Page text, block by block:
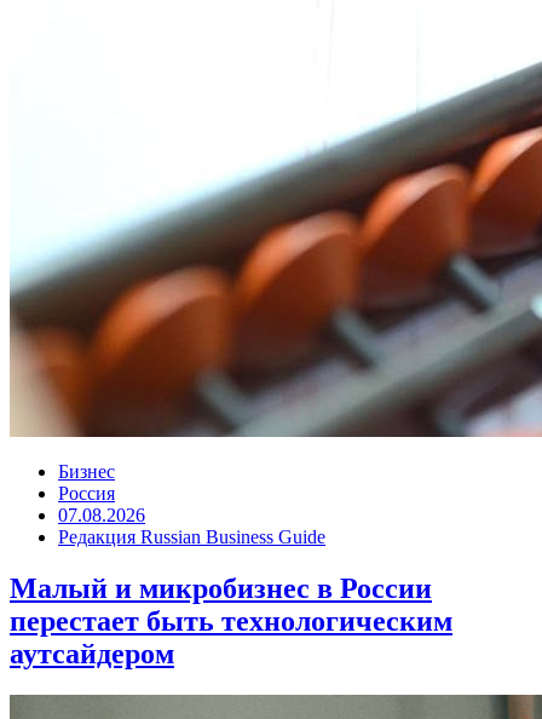
Бизнес
Россия
07.08.2026
Редакция Russian Business Guide
Малый и микробизнес в России
перестает быть технологическим
аутсайдером